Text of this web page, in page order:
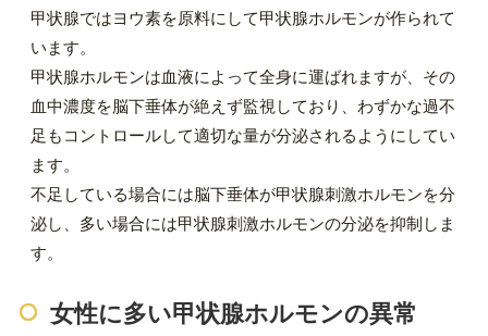
甲状腺ではヨウ素を原料にして甲状腺ホルモンが作られて
います。
甲状腺ホルモンは血液によって全身に運ばれますが、その
血中濃度を脳下垂体が絶えず監視しており、わずかな過不
足もコントロールして適切な量が分泌されるようにしてい
ます。
不足している場合には脳下垂体が甲状腺刺激ホルモンを分
泌し、多い場合には甲状腺刺激ホルモンの分泌を抑制しま
す。
女性に多い甲状腺ホルモンの異常